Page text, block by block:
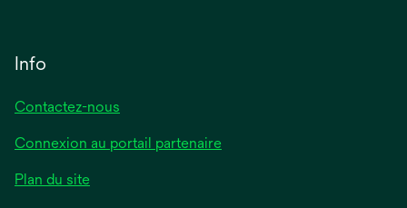
Info
Contactez-nous
Connexion au portail partenaire
Plan du site